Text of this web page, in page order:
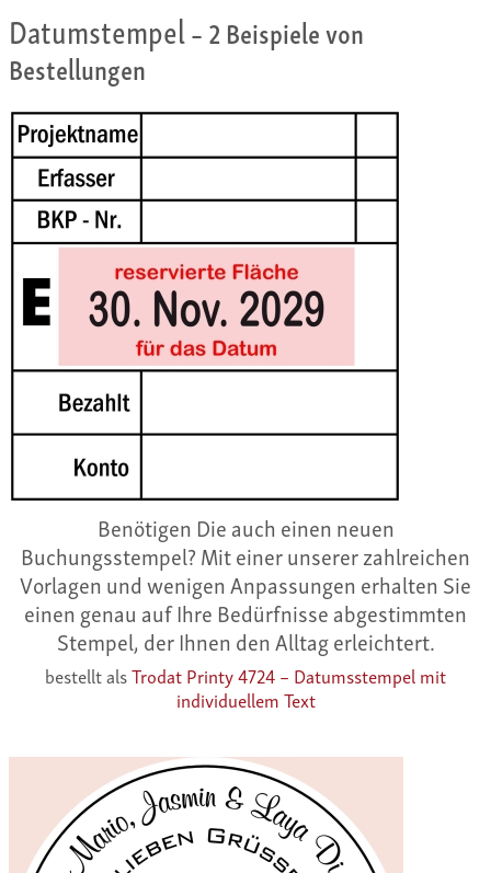
Datumstempel– 2 Beispiele von
Bestellungen
Benötigen Die auch einen neuen
Buchungsstempel? Mit einer unserer zahlreichen
Vorlagen und wenigen Anpassungen erhalten Sie
einen genau auf Ihre Bedürfnisse abgestimmten
Stempel, der Ihnen den Alltag erleichtert.
bestellt alsTrodat Printy 4724 – Datumsstempel mit
individuellem Text